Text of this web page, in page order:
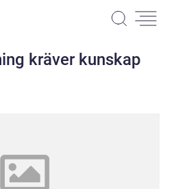
kräver kunskap